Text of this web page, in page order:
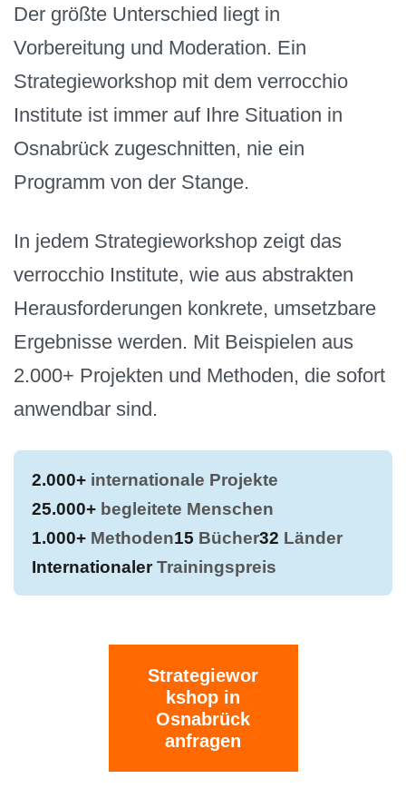
Der größte Unterschied liegt in
Vorbereitung und Moderation. Ein
Strategieworkshop mit dem verrocchio
Institute ist immer auf Ihre Situation in
Osnabrück zugeschnitten, nie ein
Programm von der Stange.
In jedem Strategieworkshop zeigt das
verrocchio Institute, wie aus abstrakten
Herausforderungen konkrete, umsetzbare
Ergebnisse werden. Mit Beispielen aus
2.000+ Projekten und Methoden, die sofort
anwendbar sind.
2.000+ internationale Projekte
25.000+ begleitete Menschen
1.000+ Methoden15 Bücher32 Länder
InternationalerTrainingspreis
Strategiewor
kshop in
Osnabrück
anfragen